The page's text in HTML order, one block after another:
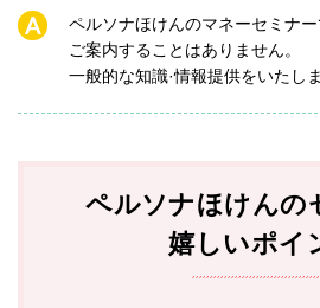
A
ペルソナほけんのマネーセミナ
ご案内することはありません。
一般的な知識·情報提供をいたしま
ペルソナほけんの
嬉しいポイ